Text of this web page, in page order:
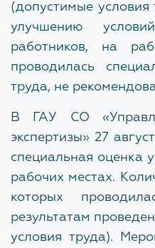
Материалы вебинара по
УКЭП и прекращения
представлены по ссылке:
Разъясняющие письма
Протоколы по вопросам
объектов
Ответы на вопросы
Форум 100+
(допустимые
улучшению
работников, на
проводилась
труда, не
В ГАУ СО «
экспертизы» 27
специальная оценка
рабочих местах.
которых
результатам
условия труда).